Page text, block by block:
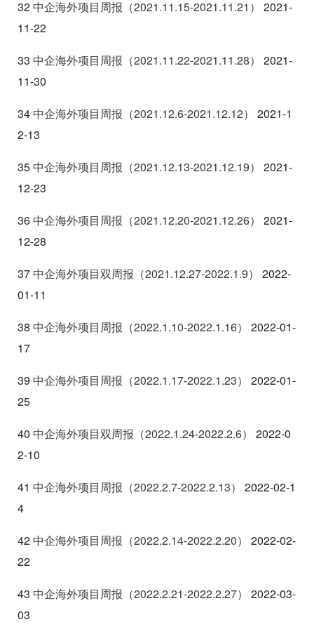
32 中企海外项目周报（2021.11.15-2021.11.21 ）
2021-
11-22
33 中企海外项目周报（2021.11.22-2021.11.28）
2021-
11-30
34 中企海外项目周报（2021.12.6-2021.12.12）
2021-1
2-13
35 中企海外项目周报（2021.12.13-2021.12.19）
2021-
12-23
36 中企海外项目周报（2021.12.20-2021.12.26）
2021-
12-28
37 中企海外项目双周报（2021.12.27-2022.1.9）
2022-
01-11
38 中企海外项目周报（2022.1.10-2022.1.16）
2022-01-
17
39 中企海外项目周报（2022.1.17-2022.1.23）
2022-01-
25
40 中企海外项目双周报（2022.1.24-2022.2.6）
2022-0
2-10
41 中企海外项目周报（2022.2.7-2022.2.13）
2022-02-1
4
42 中企海外项目周报（2022.2.14-2022.2.20）
2022-02-
22
43 中企海外项目周报（2022.2.21-2022.2.27）
2022-03-
03